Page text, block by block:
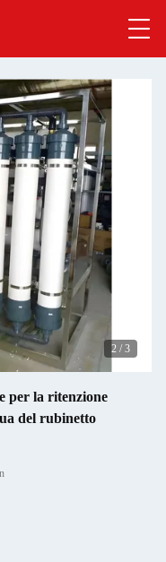
2 / 3
per la ritenzione
del rubinetto